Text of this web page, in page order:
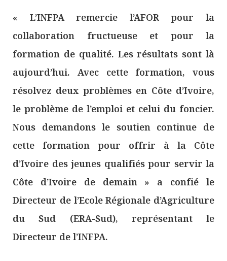
« L’INFPA remercie l’AFOR pour la
collaboration fructueuse et pour la
formation de qualité. Les résultats sont là
aujourd’hui. Avec cette formation, vous
résolvez deux problèmes en Côte d’Ivoire,
le problème de l’emploi et celui du foncier.
Nous demandons le soutien continue de
cette formation pour offrir à la Côte
d’Ivoire des jeunes qualifiés pour servir la
Côte d’Ivoire de demain » a confié le
Directeur de l’Ecole Régionale d’Agriculture
du Sud (ERA-Sud), représentant le
Directeur de l’INFPA.